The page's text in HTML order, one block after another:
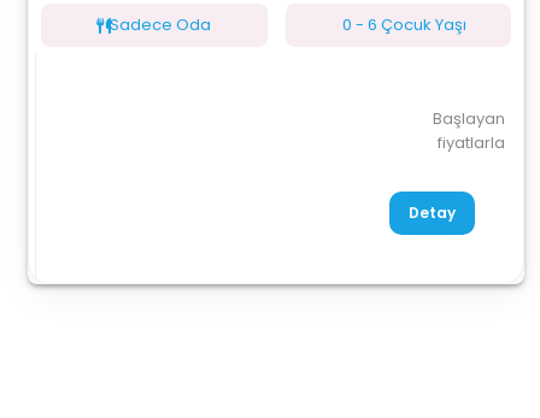
Sadece Oda 0 - 6 Çocuk Yaşı
Başlayan
fiyatlarla
Detay